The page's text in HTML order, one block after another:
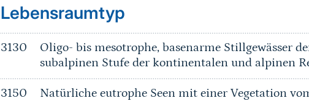
Lebensraumtyp
3130
Oligo- bis mesotrophe, basenarme Stillgewässer
subalpinen Stufe der kontinentalen und alpinen
3150
Natürliche eutrophe Seen mit einer Vegetation